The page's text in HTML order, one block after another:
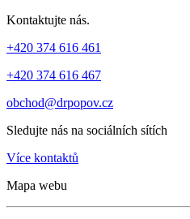
Kontaktujte nás.
+420 374 616 461
+420 374 616 467
obchod@drpopov.cz
Sledujte nás na sociálních sítích
Více kontaktů
Mapa webu